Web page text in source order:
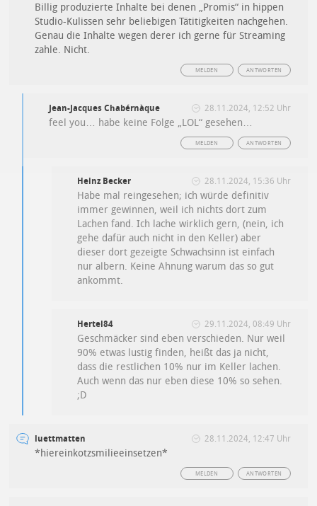
Billig produzierte Inhalte bei denen „Promis“ in hippen
Studio-Kulissen sehr beliebigen Tätitigkeiten nachgehen.
Genau die Inhalte wegen derer ich gerne für Streaming
zahle. Nicht.
ANTWORTEN
MELDEN
Jean-Jacques Chabérnàque 28.11.2024, 12:52 Uhr
feel you… habe keine Folge „LOL“ gesehen…
ANTWORTEN
MELDEN
Heinz Becker 28.11.2024, 15:36 Uhr
Habe mal reingesehen; ich würde definitiv
immer gewinnen, weil ich nichts dort zum
Lachen fand. Ich lache wirklich gern, (nein, ich
gehe dafür auch nicht in den Keller) aber
dieser dort gezeigte Schwachsinn ist einfach
nur albern. Keine Ahnung warum das so gut
ankommt.
Hertel84 29.11.2024, 08:49 Uhr
Geschmäcker sind eben verschieden. Nur weil
90% etwas lustig finden, heißt das ja nicht,
dass die restlichen 10% nur im Keller lachen.
Auch wenn das nur eben diese 10% so sehen.
;D
luettmatten 28.11.2024, 12:47 Uhr
*hiereinkotzsmilieeinsetzen*
ANTWORTEN
MELDEN